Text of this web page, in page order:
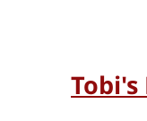
Tobi's